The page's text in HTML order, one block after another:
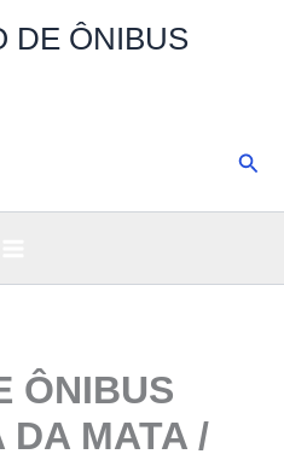
DE ÔNIBUS
ÔNIBUS
DA MATA /